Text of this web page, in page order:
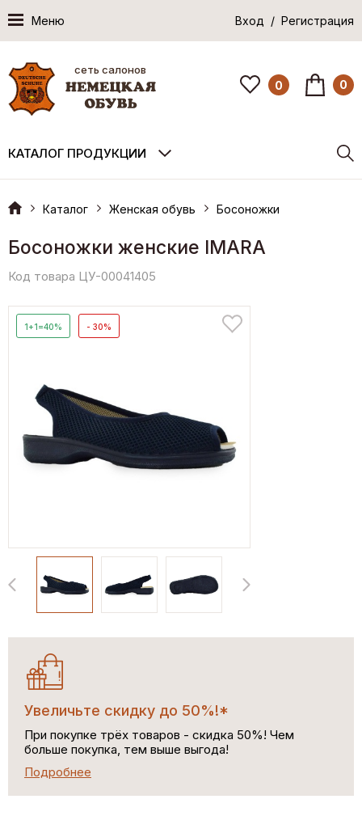
Меню Вход / Регистрация
сеть салонов
0 0
КАТАЛОГ ПРОДУКЦИИ
Каталог Женская обувь Босоножки
Босоножки женские IMARA
Код товара ЦУ-00041405
1+1=40% - 30%
Увеличьте скидку до 50%!*
При покупке трёх товаров - скидка 50%! Чем
больше покупка, тем выше выгода!
Подробнее